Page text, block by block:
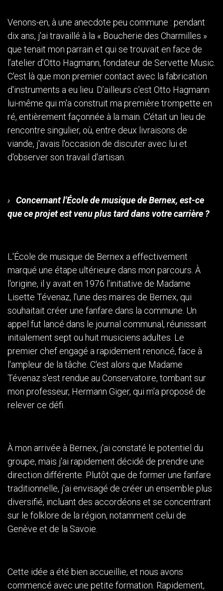
Venons-en, à une anecdote peu commune : pendant
dix ans, j'ai travaillé à la « Boucherie des Charmilles »
que tenait mon parrain et qui se trouvait en face de
l’atelier d’Otto Hagmann, fondateur de Servette Music.
C'est là que mon premier contact avec la fabrication
d'instruments a eu lieu. D’ailleurs c’est Otto Hagmann
lui-même qui m'a construit ma première trompette en
ré, entièrement façonnée à la main. C'était un lieu de
rencontre singulier, où, entre deux livraisons de
viande, j'avais l'occasion de discuter avec lui et
d'observer son travail d'artisan.
› Concernant l'École de musique de Bernex, est-ce
que ce projet est venu plus tard dans votre carrière ?
L'École de musique de Bernex a effectivement
marqué une étape ultérieure dans mon parcours. À
l'origine, il y avait en 1976 l'initiative de Madame
Lisette Tévenaz, l'une des maires de Bernex, qui
souhaitait créer une fanfare dans la commune. Un
appel fut lancé dans le journal communal, réunissant
initialement sept ou huit musiciens adultes. Le
premier chef engagé a rapidement renoncé, face à
l'ampleur de la tâche. C'est alors que Madame
Tévenaz s'est rendue au Conservatoire, tombant sur
mon professeur, Hermann Giger, qui m'a proposé de
relever ce défi.
À mon arrivée à Bernex, j'ai constaté le potentiel du
groupe, mais j'ai rapidement décidé de prendre une
direction différente. Plutôt que de former une fanfare
traditionnelle, j'ai envisagé de créer un ensemble plus
diversifié, incluant des accordéons et se concentrant
sur le folklore de la région, notamment celui de
Genève et de la Savoie.
Cette idée a été bien accueillie, et nous avons
commencé avec une petite formation. Rapidement,